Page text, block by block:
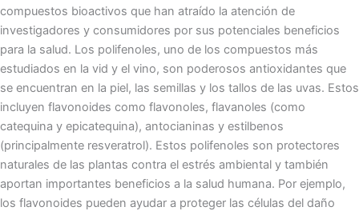
compuestos bioactivos que han atraído la atención de
investigadores y consumidores por sus potenciales beneficios
para la salud. Los polifenoles, uno de los compuestos más
estudiados en la vid y el vino, son poderosos antioxidantes que
se encuentran en la piel, las semillas y los tallos de las uvas. Estos
incluyen flavonoides como flavonoles, flavanoles (como
catequina y epicatequina), antocianinas y estilbenos
(principalmente resveratrol). Estos polifenoles son protectores
naturales de las plantas contra el estrés ambiental y también
aportan importantes beneficios a la salud humana. Por ejemplo,
los flavonoides pueden ayudar a proteger las células del daño